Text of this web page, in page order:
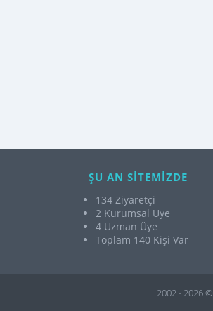
ŞU AN SİTEMİZDE
134 Ziyaretçi
2 Kurumsal Üye
4 Uzman Üye
Toplam 140 Kişi Var
2002 - 2026 ©